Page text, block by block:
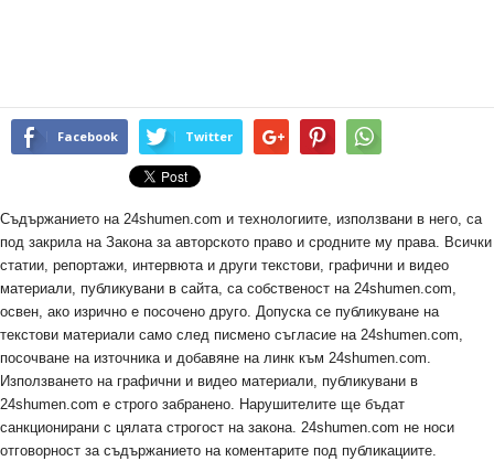
Facebook Twitter
Съдържанието на 24shumen.com и технологиите, използвани в него, са
под закрила на Закона за авторското право и сродните му права. Всички
статии, репортажи, интервюта и други текстови, графични и видео
материали, публикувани в сайта, са собственост на 24shumen.com,
освен, ако изрично е посочено друго. Допуска се публикуване на
текстови материали само след писмено съгласие на 24shumen.com,
посочване на източника и добавяне на линк към 24shumen.com.
Използването на графични и видео материали, публикувани в
24shumen.com е строго забранено. Нарушителите ще бъдат
санкционирани с цялата строгост на закона. 24shumen.com не носи
отговорност за съдържанието на коментарите под публикациите.